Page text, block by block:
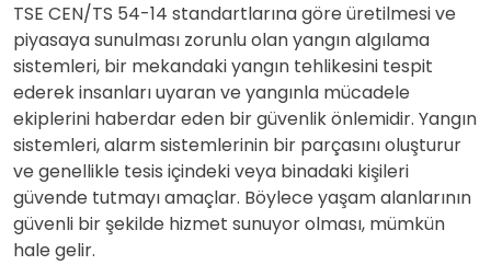
TSE CEN/TS 54-14 standartlarına göre üretilmesi ve
piyasaya sunulması zorunlu olan yangın algılama
sistemleri, bir mekandaki yangın tehlikesini tespit
ederek insanları uyaran ve yangınla mücadele
ekiplerini haberdar eden bir güvenlik önlemidir. Yangın
sistemleri, alarm sistemlerinin bir parçasını oluşturur
ve genellikle tesis içindeki veya binadaki kişileri
güvende tutmayı amaçlar. Böylece yaşam alanlarının
güvenli bir şekilde hizmet sunuyor olması, mümkün
hale gelir.